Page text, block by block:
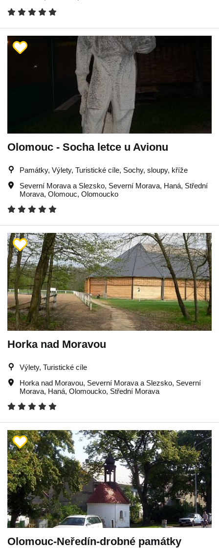
Olomouc - Socha letce u Avionu
Památky, Výlety, Turistické cíle, Sochy, sloupy, kříže
Severní Morava a Slezsko, Severní Morava, Haná, Střední
Morava, Olomouc, Olomoucko
Horka nad Moravou
Výlety, Turistické cíle
Horka nad Moravou, Severní Morava a Slezsko, Severní
Morava, Haná, Olomoucko, Střední Morava
Olomouc-Neředín-drobné památky